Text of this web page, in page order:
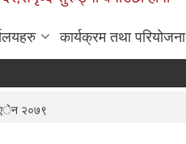
कार्यक्रम तथा परियोजना
एेन २०७९